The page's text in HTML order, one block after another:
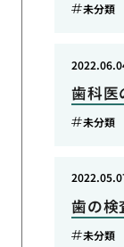
未分類
歯科医
未分類
歯の検
未分類